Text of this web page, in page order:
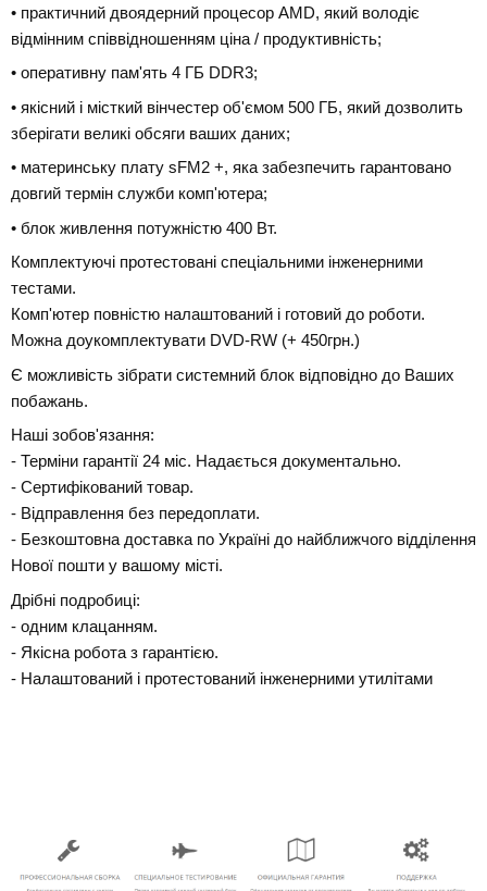
• практичний двоядерний процесор AMD, який володіє
відмінним співвідношенням ціна / продуктивність;
• оперативну пам'ять 4 ГБ DDR3;
• якісний і місткий вінчестер об'ємом 500 ГБ, який дозволить
зберігати великі обсяги ваших даних;
• материнську плату sFM2 +, яка забезпечить гарантовано
довгий термін служби комп'ютера;
• блок живлення потужністю 400 Вт.
Комплектуючі протестовані спеціальними інженерними
тестами.
Комп'ютер повністю налаштований і готовий до роботи.
Можна доукомплектувати DVD-RW (+ 450грн.)
Є можливість зібрати системний блок відповідно до Ваших
побажань.
Наші зобов'язання:
- Терміни гарантії 24 міс. Надається документально.
- Сертифікований товар.
- Відправлення без передоплати.
- Безкоштовна доставка по Україні до найближчого відділення
Нової пошти у вашому місті.
Дрібні подробиці:
- одним клацанням.
- Якісна робота з гарантією.
- Налаштований і протестований інженерними утилітами